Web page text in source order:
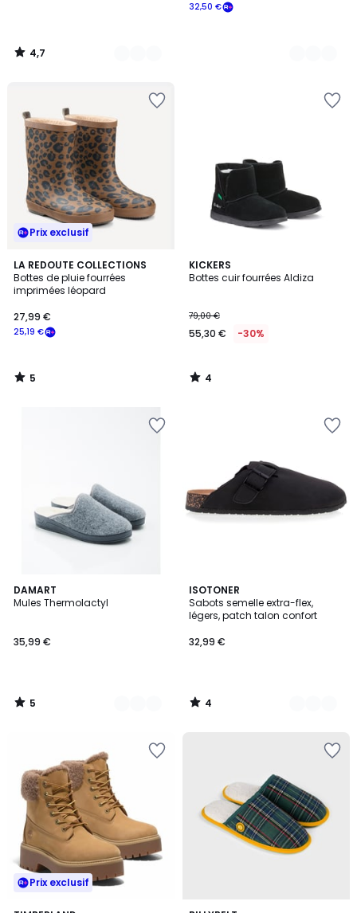
4,7
/
32,50 €
Prix exclusif
LA REDOUTE COLLECTIONS
Bottes de pluie fourrées
imprimées léopard
25,19 €
27,99 €
5
/
5
5
/
KICKERS
Bottes cuir fourrées Aldiza
79,00 €
55,30 € -30%
4
/
4
/
DAMART
Mules Thermolactyl
35,99 €
5
/
3
Couleurs
5
/
ISOTONER
Sabots semelle extra-flex,
légers, patch talon confort
32,99 €
4
/
5
2
Couleurs
4
/
Prix exclusif